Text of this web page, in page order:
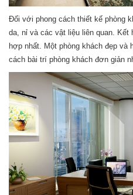
Đối với phong cách thiết kế phòng
da, nỉ và các vật liệu liên quan.
hợp nhất. Một phòng khách đẹp
cách bài trí phòng khách đơn giản